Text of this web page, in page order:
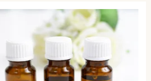
(1Avis)
1
0
0
0